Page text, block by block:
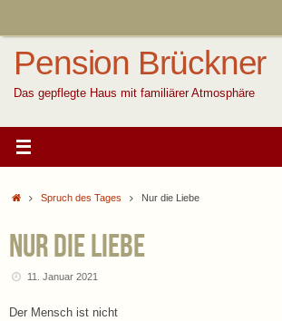
Pension Brückner
Das gepflegte Haus mit familiärer Atmosphäre
StartSpruch des Tages Nur die Liebe
Nur die Liebe
11. Januar 2021
Der Mensch ist nicht